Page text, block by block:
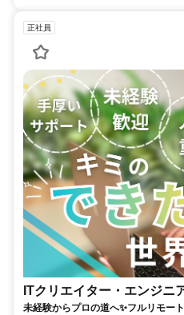
正社員
ITクリエイター・エンジニ
未経験からプロの道へ✨フルリモー